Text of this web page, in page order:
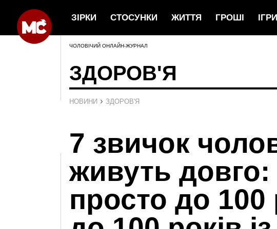
ЗІРКИ СТОСУНКИ ЖИТТЯ ГРОШІ ІГРИ
ЧОЛОВІЧИЙ ОНЛАЙН-ЖУРНАЛ
ЗДОРОВ'Я
НОВИНИ › ЗДОРОВ'Я
7 звичок
живуть довго:
просто до 100